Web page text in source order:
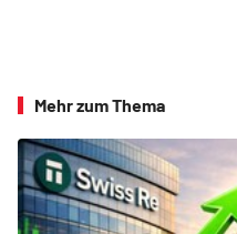
Mehr zum Thema